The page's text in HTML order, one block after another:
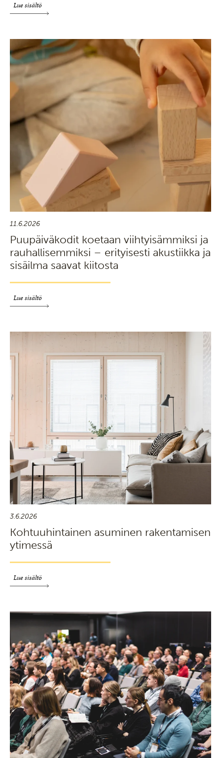
Lue sisältö
11.6.2026
Puupäiväkodit koetaan viihtyisämmiksi ja
rauhallisemmiksi – erityisesti akustiikka ja
sisäilma saavat kiitosta
Lue sisältö
3.6.2026
Kohtuuhintainen asuminen rakentamisen
ytimessä
Lue sisältö